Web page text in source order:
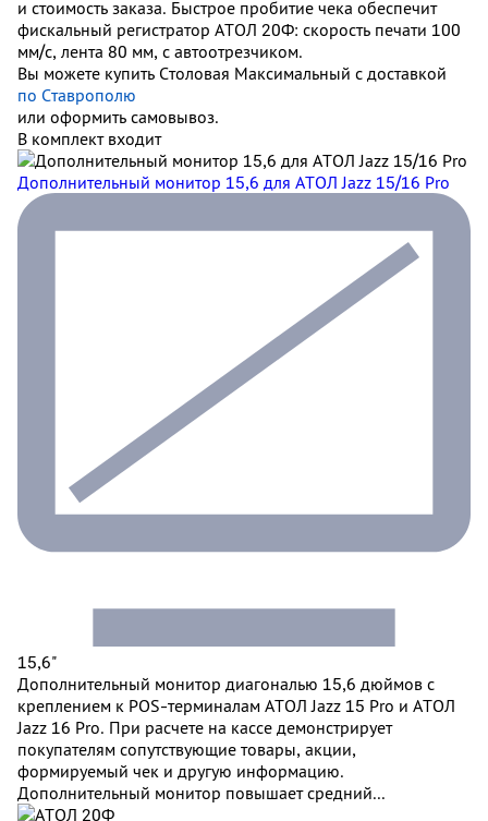
и стоимость заказа. Быстрое пробитие чека обеспечит
фискальный регистратор АТОЛ 20Ф: скорость печати 100
мм/с, лента 80 мм, с автоотрезчиком.
Вы можете купить Столовая Максимальный с доставкой
по Ставрополю
или оформить самовывоз.
В комплект входит
Дополнительный монитор 15,6 для АТОЛ Jazz 15/16 Pro
15,6"
Дополнительный монитор диагональю 15,6 дюймов с
креплением к POS-терминалам АТОЛ Jazz 15 Pro и АТОЛ
Jazz 16 Pro. При расчете на кассе демонстрирует
покупателям сопутствующие товары, акции,
формируемый чек и другую информацию.
Дополнительный монитор повышает средний...